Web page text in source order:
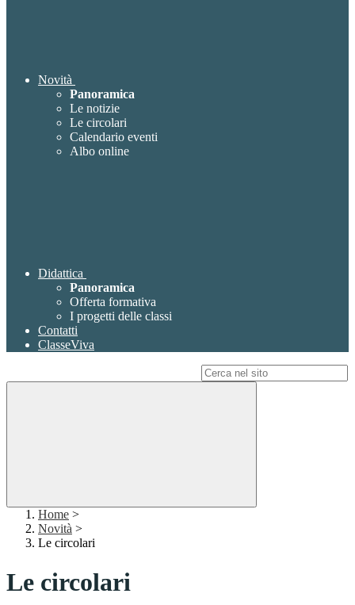
Novità
Panoramica
Le notizie
Le circolari
Calendario eventi
Albo online
Didattica
Panoramica
Offerta formativa
I progetti delle classi
Contatti
ClasseViva
Home >
Novità >
Le circolari
Le circolari